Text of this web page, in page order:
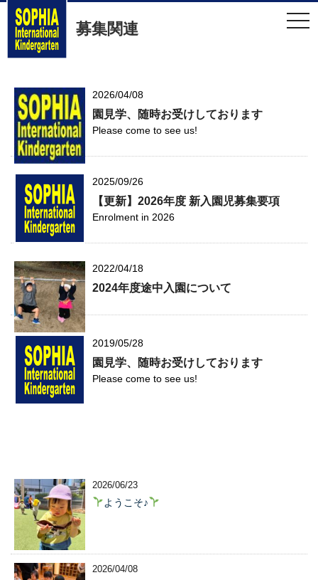
t
o
i
募集関連
2026/04/08
園見学、随時お受けしております
Please come to see us!
2025/09/26
【更新】2026年度 新入園児募集要項
Enrolment in 2026
2022/04/18
2024年度途中入園について
2019/05/28
園見学、随時お受けしております
Please come to see us!
2026/06/23
ようこそ♪
2026/04/08